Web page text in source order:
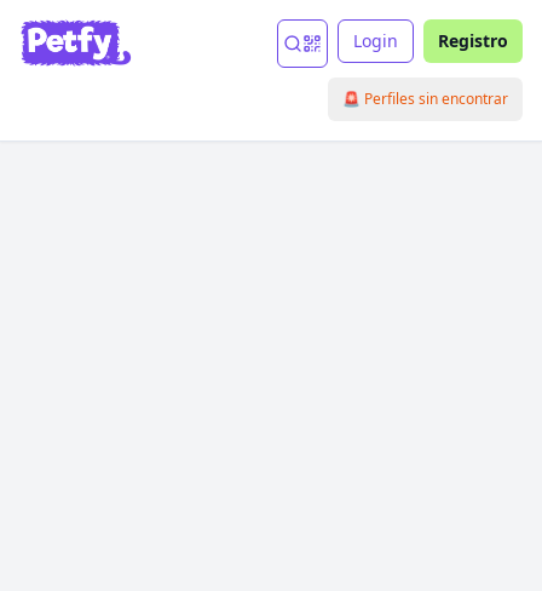
Login Registro
🚨 Perfiles sin encontrar